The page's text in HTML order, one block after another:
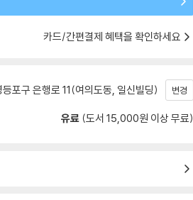
카드/간편결제 혜택을 확인하세요
포구 은행로 11(여의도동, 일신빌딩) 변경
유료 (도서 15,000원 이상 무료)